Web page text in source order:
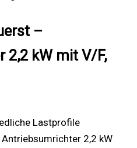
–
2,2 kW mit V/F,
Lastprofile
2,2 kW